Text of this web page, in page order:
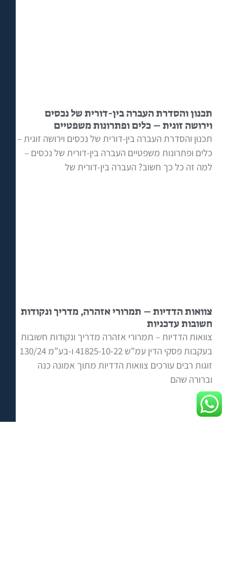
תכנון והסדרת העברה בין-דורית של נכסים
וירושה זוגית – כלים ופתרונות משפטיים
תכנון והסדרת העברה בין-דורית של נכסים וירושה זוגית –
כלים ופתרונות משפטיים העברה בין-דורית של נכסים –
למה זה כל כך חשוב? העברה בין-דורית של
צוואות הדדיות – תמרורי אזהרה, מדריך ונקודות
חשובות עדכניות
צוואות הדדיות – תמרורי אזהרה מדריך ונקודות חשובות
בעקבות פסקי הדין עמ”ש 41825-10-22 ו-בע”מ 130/24
זוגות רבים עורכים צוואות הדדיות מתוך אמונה כנה
וברורה שהם